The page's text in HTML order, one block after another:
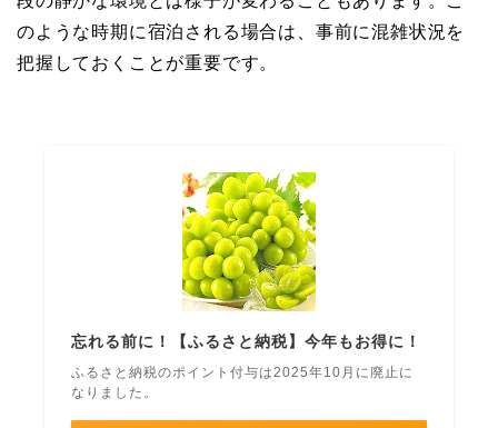
のような時期に宿泊される場合は、事前に混雑状況を
把握しておくことが重要です。
忘れる前に！【ふるさと納税】今年もお得に！
ふるさと納税のポイント付与は2025年10月に廃止に
なりました。